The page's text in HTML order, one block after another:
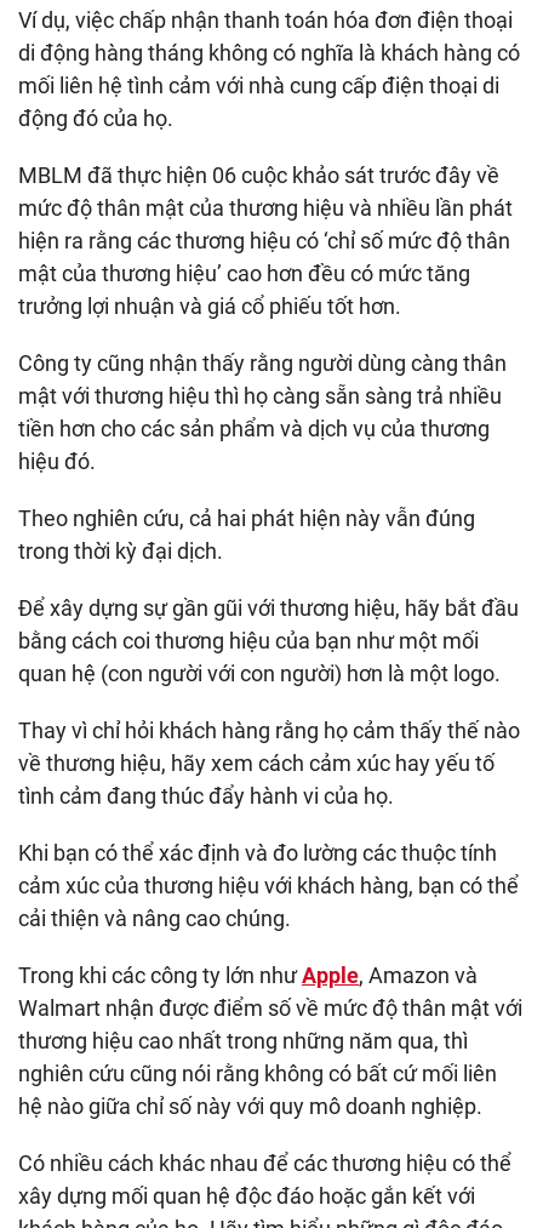
Ví dụ, việc chấp nhận thanh toán hóa đơn điện thoại
di động hàng tháng không có nghĩa là khách hàng có
mối liên hệ tình cảm với nhà cung cấp điện thoại di
động đó của họ.
MBLM đã thực hiện 06 cuộc khảo sát trước đây về
mức độ thân mật của thương hiệu và nhiều lần phát
hiện ra rằng các thương hiệu có ‘chỉ số mức độ thân
mật của thương hiệu’ cao hơn đều có mức tăng
trưởng lợi nhuận và giá cổ phiếu tốt hơn.
Công ty cũng nhận thấy rằng người dùng càng thân
mật với thương hiệu thì họ càng sẵn sàng trả nhiều
tiền hơn cho các sản phẩm và dịch vụ của thương
hiệu đó.
Theo nghiên cứu, cả hai phát hiện này vẫn đúng
trong thời kỳ đại dịch.
Để xây dựng sự gần gũi với thương hiệu, hãy bắt đầu
bằng cách coi thương hiệu của bạn như một mối
quan hệ (con người với con người) hơn là một logo.
Thay vì chỉ hỏi khách hàng rằng họ cảm thấy thế nào
về thương hiệu, hãy xem cách cảm xúc hay yếu tố
tình cảm đang thúc đẩy hành vi của họ.
Khi bạn có thể xác định và đo lường các thuộc tính
cảm xúc của thương hiệu với khách hàng, bạn có thể
cải thiện và nâng cao chúng.
Trong khi các công ty lớn nhưApple, Amazon và
Walmart nhận được điểm số về mức độ thân mật với
thương hiệu cao nhất trong những năm qua, thì
nghiên cứu cũng nói rằng không có bất cứ mối liên
hệ nào giữa chỉ số này với quy mô doanh nghiệp.
Có nhiều cách khác nhau để các thương hiệu có thể
xây dựng mối quan hệ độc đáo hoặc gắn kết với